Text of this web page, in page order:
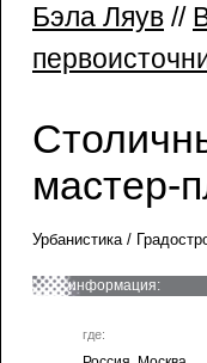
Бэла Ляув //
мастер-
Урбанистика /
информация:
где: